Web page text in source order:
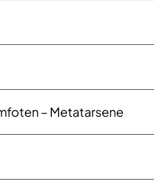
– Metatarsene